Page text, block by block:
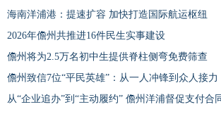
海南洋浦港：提速扩容 加快打造国际航运枢纽
2026年儋州共推进16件民生实事建设
儋州将为2.5万名初中生提供脊柱侧弯免费筛查
从“企业追办”到“主动履约” 儋州洋浦督促支付合